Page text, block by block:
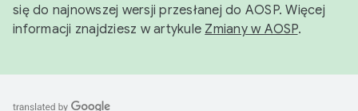
się do najnowszej wersji przesłanej do AOSP. Więcej
informacji znajdziesz w artykule Zmiany w AOSP.